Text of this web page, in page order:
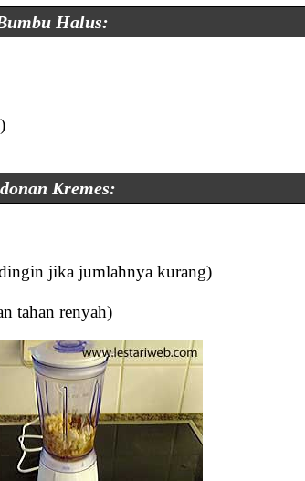
Halus:
Kremes:
jika jumlahnya kurang)
tahan renyah)